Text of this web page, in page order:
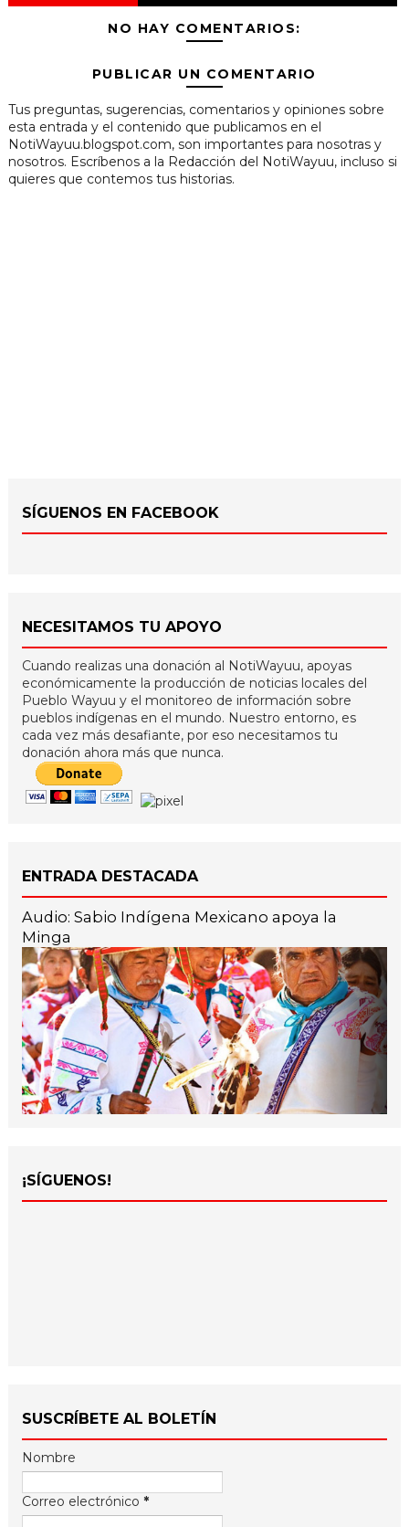
NO HAY COMENTARIOS:
PUBLICAR UN COMENTARIO
Tus preguntas, sugerencias, comentarios y opiniones sobre
esta entrada y el contenido que publicamos en el
NotiWayuu.blogspot.com, son importantes para nosotras y
nosotros. Escríbenos a la Redacción del NotiWayuu, incluso si
quieres que contemos tus historias.
SÍGUENOS EN FACEBOOK
NECESITAMOS TU APOYO
Cuando realizas una donación al NotiWayuu, apoyas
económicamente la producción de noticias locales del
Pueblo Wayuu y el monitoreo de información sobre
pueblos indígenas en el mundo. Nuestro entorno, es
cada vez más desafiante, por eso necesitamos tu
donación ahora más que nunca.
ENTRADA DESTACADA
Audio: Sabio Indígena Mexicano apoya la
Minga
¡SÍGUENOS!
SUSCRÍBETE AL BOLETÍN
Nombre
Correo electrónico *